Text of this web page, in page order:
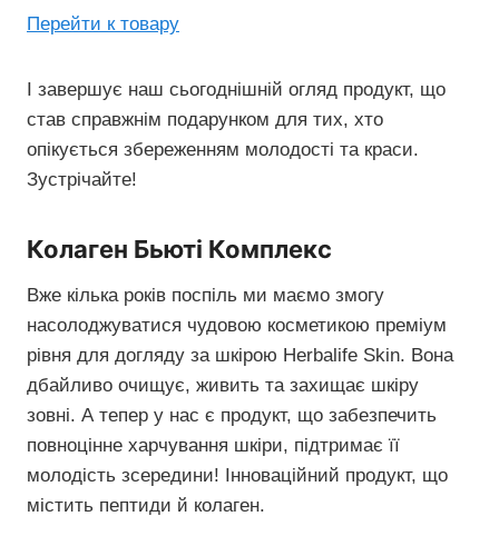
Перейти к товару
І завершує наш сьогоднішній огляд продукт, що
став справжнім подарунком для тих, хто
опікується збереженням молодості та краси.
Зустрічайте!
Колаген Бьюті Комплекс
Вже кілька років поспіль ми маємо змогу
насолоджуватися чудовою косметикою преміум
рівня для догляду за шкірою Herbalife Skin. Вона
дбайливо очищує, живить та захищає шкіру
зовні. А тепер у нас є продукт, що забезпечить
повноцінне харчування шкіри, підтримає її
молодість зсередини! Інноваційний продукт, що
містить пептиди й колаген.